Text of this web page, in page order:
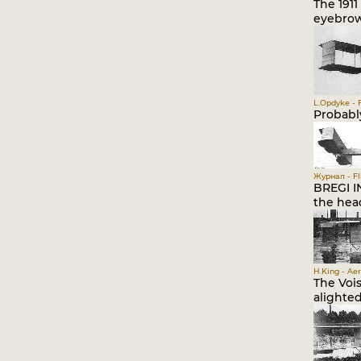
The
L.Opdyke -
Журнал -
BREGI
the
H.King -
The